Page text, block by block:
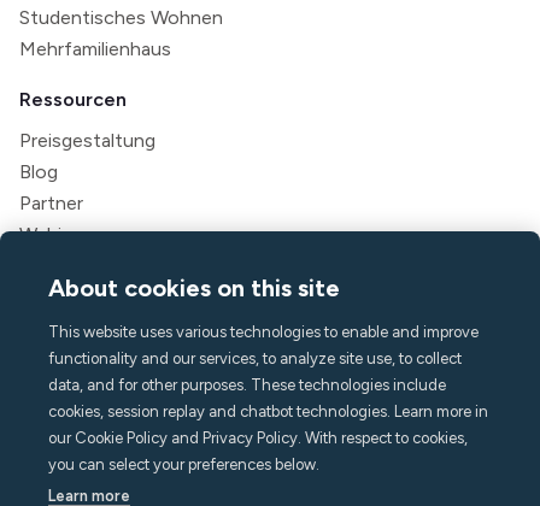
Studentisches Wohnen
Mehrfamilienhaus
Ressourcen
Preisgestaltung
Blog
Partner
Webinare
Sparrechner
Dokumentation für Entwickler
Integrationen
Affiliate-Programm
Empfehlen Sie einen Freund
Rechtliches
About cookies on this site
This website uses various technologies to enable and improve
functionality and our services, to analyze site use, to collect
data, and for other purposes. These technologies include
cookies, session replay and chatbot technologies. Learn more in
our Cookie Policy and Privacy Policy. With respect to cookies,
you can select your preferences below.
Learn more